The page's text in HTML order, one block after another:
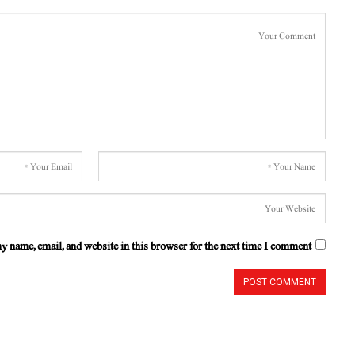
name, email, and website in this browser for the next time I comment.